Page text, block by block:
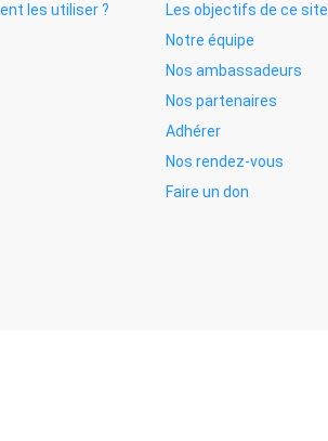
les utiliser ?
Les objectifs de ce site
Notre équipe
Nos ambassadeurs
Nos partenaires
Adhérer
Nos rendez-vous
Faire un don